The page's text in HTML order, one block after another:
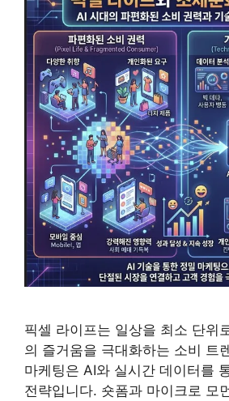
픽셀 라이프는 일상을 최소 단위
의 즐거움을 극대화하는 소비 트
마케팅은 AI와 실시간 데이터를
전략입니다. 숏폼과 마이크로 모